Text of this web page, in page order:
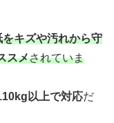
をキズや汚れから守
スメされていま
以上で対応だ